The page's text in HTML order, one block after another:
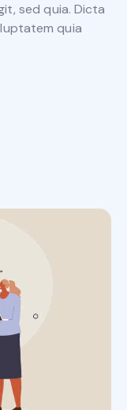
sed quia. Dicta
quia